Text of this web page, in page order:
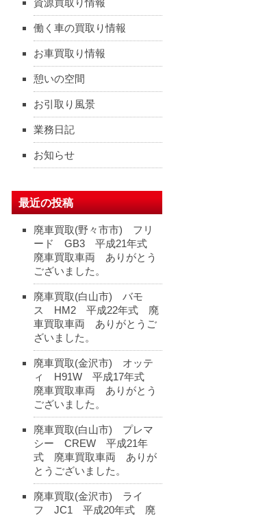
資源買取り情報
働く車の買取り情報
お車買取り情報
憩いの空間
お引取り風景
業務日記
お知らせ
最近の投稿
廃車買取(野々市市) フリ
ード GB3 平成21年式
廃車買取車両 ありがとう
ございました。
廃車買取(白山市) バモ
ス HM2 平成22年式 廃
車買取車両 ありがとうご
ざいました。
廃車買取(金沢市) オッテ
ィ H91W 平成17年式
廃車買取車両 ありがとう
ございました。
廃車買取(白山市) プレマ
シー CREW 平成21年
式 廃車買取車両 ありが
とうございました。
廃車買取(金沢市) ライ
フ JC1 平成20年式 廃